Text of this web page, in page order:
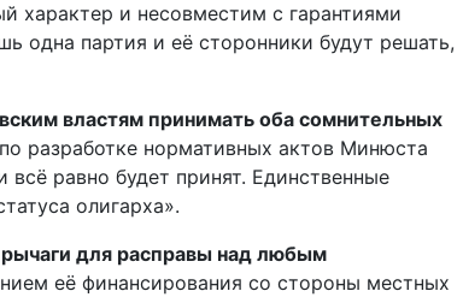
характер и несовместим с гарантиями
одна партия и её сторонники будут решать,
властям принимать оба сомнительных
разработке нормативных актов Минюста
равно будет принят. Единственные
олигарха».
для расправы над любым
её финансирования со стороны местных